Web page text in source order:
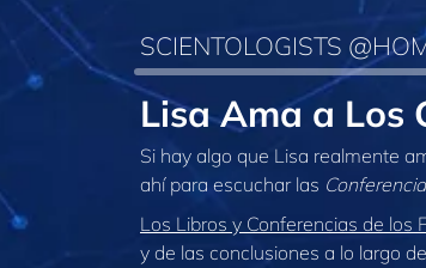
SCIENTOLOGISTS
Lisa Ama a Los
Si hay algo que Lisa realmente
ahí para escuchar las
Los Libros y Conferencias de los
y de las conclusiones a lo largo